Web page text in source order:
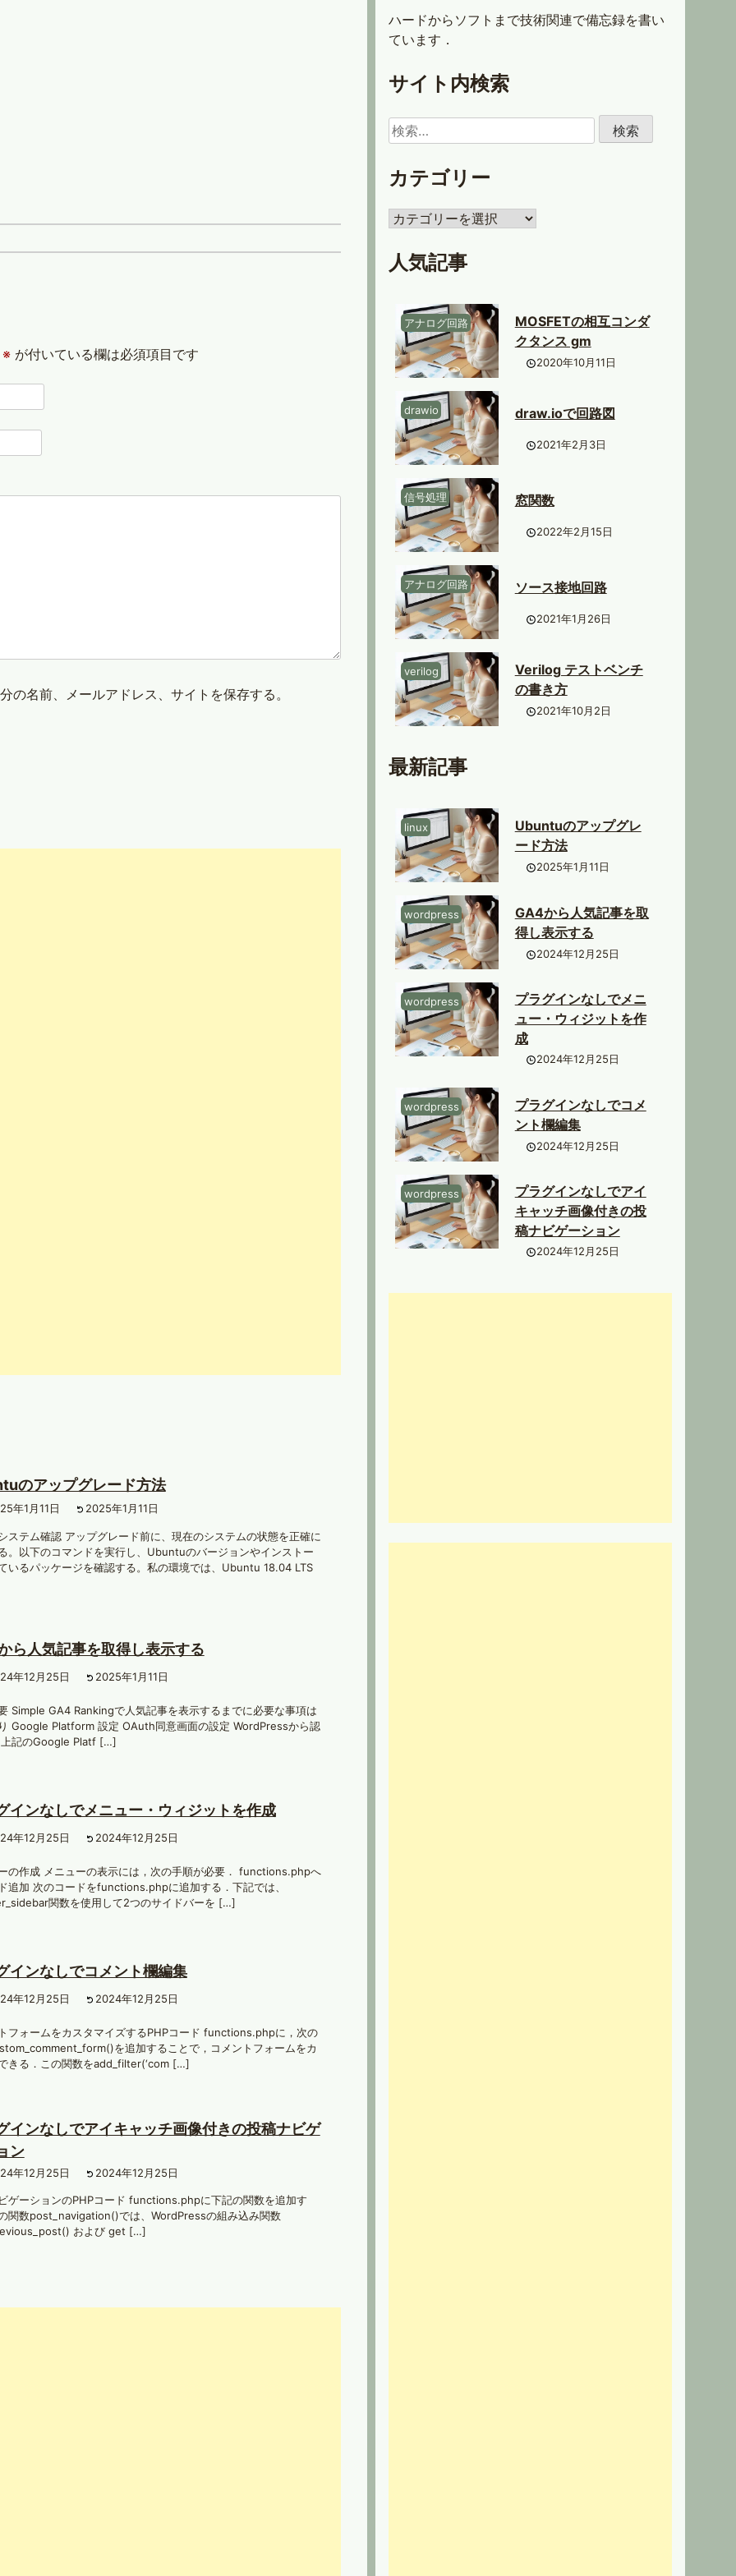
※ が付いている欄は必須項目です
名前、メールアドレス、サイトを保存する。
のアップグレード方法
年1月11日 2025年1月11日
ステム確認 アップグレード前に、現在のシステムの状態を正確に
。以下のコマンドを実行し、Ubuntuのバージョンやインストー
いるパッケージを確認する。私の環境では、Ubuntu 18.04 LTS
ら人気記事を取得し表示する
年12月25日 2025年1月11日
Simple GA4 Rankingで人気記事を表示するまでに必要な事項は
Google Platform 設定 OAuth同意画面の設定 WordPressから認
記のGoogle Platf […]
インなしでメニュー・ウィジットを作成
年12月25日 2024年12月25日
の作成 メニューの表示には，次の手順が必要． functions.phpへ
追加 次のコードをfunctions.phpに追加する．下記では、
関数を使用して2つのサイドバーを […]
インなしでコメント欄編集
年12月25日 2024年12月25日
フォームをカスタマイズするPHPコード functions.phpに，次の
を追加することで，コメントフォームをカ
きる．この関数をadd_filter(‘com […]
インなしでアイキャッチ画像付きの投稿ナビゲ
ン
年12月25日 2024年12月25日
ゲーションのPHPコード functions.phpに下記の関数を追加す
関数post_navigation()では、WordPressの組み込み関数
および get […]
ハードからソフトまで技術関連で備忘録を書い
ています．
サイト内検索
検
索:
カテゴリー
カ
ゴ
リ
人気記事
アナログ回路
MOSFETの相互コンダ
クタンス gm
2020年10月11日
drawio draw.ioで回路図
2021年2月3日
信号処理 窓関数
2022年2月15日
アナログ回路 ソース接地回路
2021年1月26日
verilog
Verilog テストベンチ
の書き方
2021年10月2日
最新記事
linux
Ubuntuのアップグレ
ード方法
2025年1月11日
wordpress
GA4から人気記事を取
得し表示する
2024年12月25日
wordpress
プラグインなしでメニ
ュー・ウィジットを作
成
2024年12月25日
wordpress
プラグインなしでコメ
ント欄編集
2024年12月25日
wordpress
プラグインなしでアイ
キャッチ画像付きの投
稿ナビゲーション
2024年12月25日